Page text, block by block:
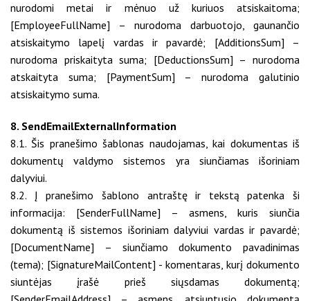
nurodomi metai ir mėnuo už kuriuos atsiskaitoma;
[EmployeeFullName] – nurodoma darbuotojo, gaunančio
atsiskaitymo lapelį vardas ir pavardė; [AdditionsSum] –
nurodoma priskaityta suma; [DeductionsSum] – nurodoma
atskaityta suma; [PaymentSum] – nurodoma galutinio
atsiskaitymo suma.
8. SendEmailExternalInformation
8.1. Šis pranešimo šablonas naudojamas, kai dokumentas iš
dokumentų valdymo sistemos yra siunčiamas išoriniam
dalyviui.
8.2. Į pranešimo šablono antraštę ir tekstą patenka ši
informacija: [SenderFullName] – asmens, kuris siunčia
dokumentą iš sistemos išoriniam dalyviui vardas ir pavardė;
[DocumentName] – siunčiamo dokumento pavadinimas
(tema); [SignatureMailContent] - komentaras, kurį dokumento
siuntėjas įrašė prieš siųsdamas dokumentą;